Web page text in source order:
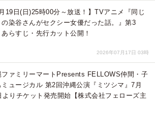
月19日(日)25時00分～放送！】TVアニメ『同じ
の染谷さんがセクシー女優だった話。』第3
らすじ・先行カット公開！
2026年07月17日 03時
ファミリーマートPresents FELLOWS仲間・子
ミュージカル 第2回沖縄公演『ミツシマ』7月
よりチケット発売開始【株式会社フェローズ主